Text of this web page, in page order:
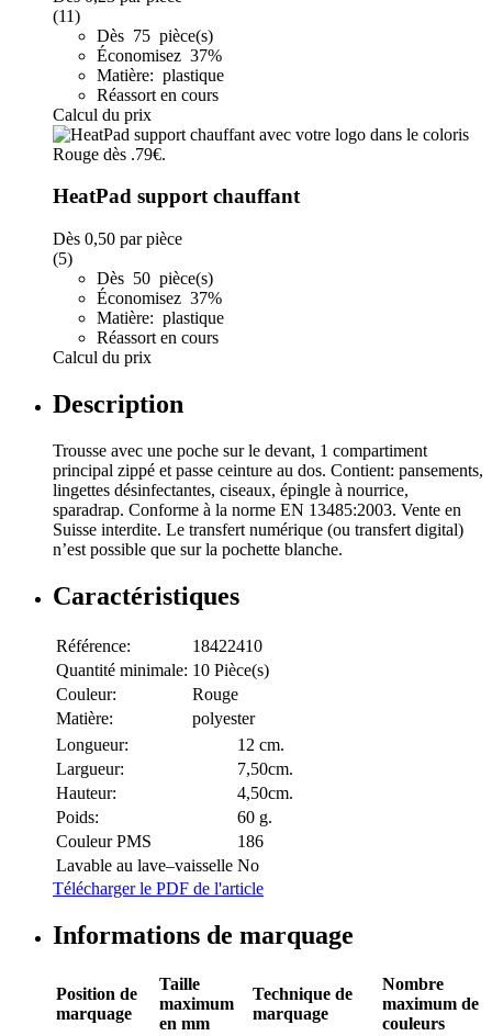
(11)
Dès 75 pièce(s)
Économisez 37%
Matière: plastique
Réassort en cours
Calcul du prix
HeatPad support chauffant
Dès 0,50 par pièce
(5)
Dès 50 pièce(s)
Économisez 37%
Matière: plastique
Réassort en cours
Calcul du prix
Description
Trousse avec une poche sur le devant, 1 compartiment
principal zippé et passe ceinture au dos. Contient: pansements,
lingettes désinfectantes, ciseaux, épingle à nourrice,
sparadrap. Conforme à la norme EN 13485:2003. Vente en
Suisse interdite. Le transfert numérique (ou transfert digital)
n’est possible que sur la pochette blanche.
Caractéristiques
Référence:
18422410
Quantité minimale: 10 Pièce(s)
Couleur:
Rouge
Matière:
polyester
Longueur:
12 cm.
Largueur:
7,50cm.
Hauteur:
4,50cm.
Poids:
60 g.
Couleur PMS
186
Lavable au lave–vaisselle No
Télécharger le PDF de l'article
Informations de marquage
Position de
marquage
Taille
maximum
en mm
Technique de
marquage
Nombre
maximum de
couleurs